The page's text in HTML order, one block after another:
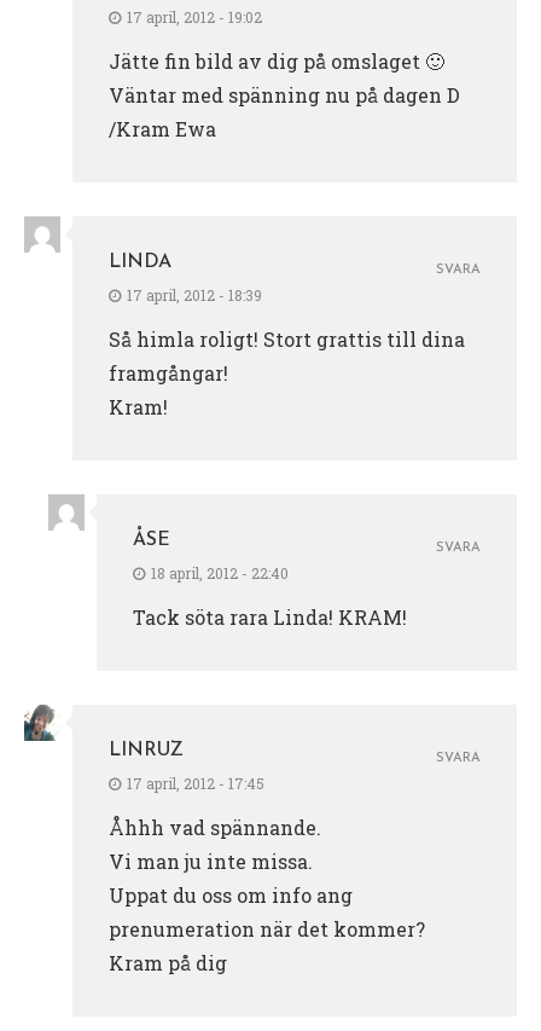
17 april, 2012 - 19:02
Jätte fin bild av dig på omslaget 🙂
Väntar med spänning nu på dagen D
/Kram Ewa
LINDA
17 april, 2012 - 18:39
Så himla roligt! Stort grattis till dina
framgångar!
Kram!
SVARA
ÅSE
18 april, 2012 - 22:40
Tack söta rara Linda! KRAM!
SVARA
LINRUZ
17 april, 2012 - 17:45
Åhhh vad spännande.
Vi man ju inte missa.
Uppat du oss om info ang
prenumeration när det kommer?
Kram på dig
SVARA